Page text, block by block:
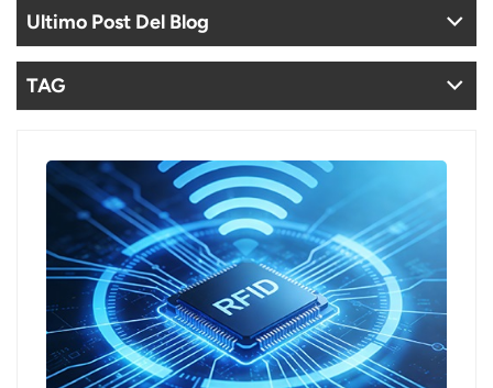
Português
Nederland
عربي
日语
한국어
Ultimo Post Del Blog
TAG